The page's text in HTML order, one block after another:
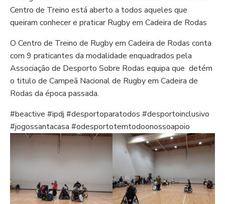
Centro de Treino está aberto a todos aqueles que
queiram conhecer e praticar Rugby em Cadeira de Rodas
O Centro de Treino de Rugby em Cadeira de Rodas conta
com 9 praticantes da modalidade enquadrados pela
Associação de Desporto Sobre Rodas equipa que detém
o titulo de Campeã Nacional de Rugby em Cadeira de
Rodas da época passada.
#beactive #ipdj #desportoparatodos #desportoinclusivo
#jogossantacasa #odesportotemtodoonossoapoio